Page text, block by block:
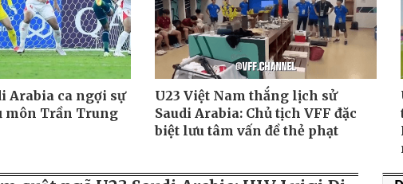
Arabia ca ngợi sự
môn Trần Trung
U23 Việt Nam thắng lịch sử
Saudi Arabia: Chủ tịch VFF đặc
biệt lưu tâm vấn đề thẻ phạt